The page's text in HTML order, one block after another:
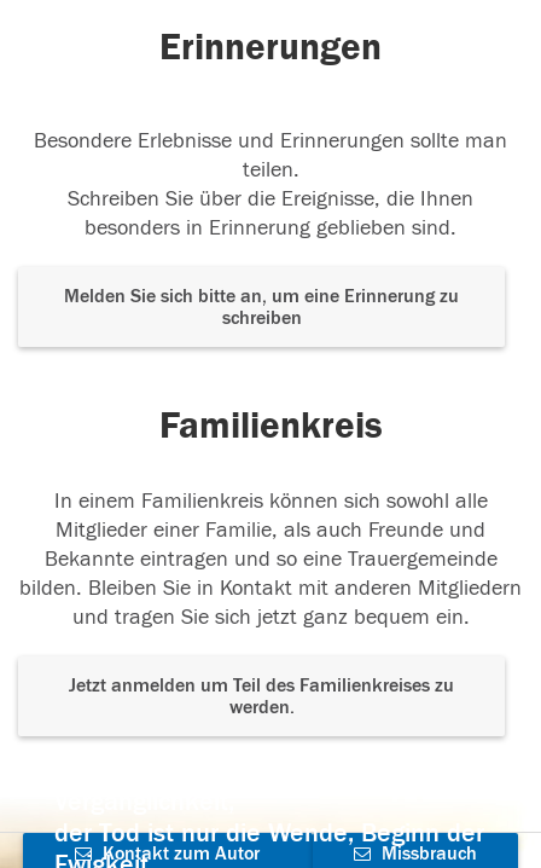
Erinnerungen
Besondere Erlebnisse und Erinnerungen sollte man
teilen.
Schreiben Sie über die Ereignisse, die Ihnen
besonders in Erinnerung geblieben sind.
Melden Sie sich bitte an, um eine Erinnerung zu
schreiben
Familienkreis
In einem Familienkreis können sich sowohl alle
Mitglieder einer Familie, als auch Freunde und
Bekannte eintragen und so eine Trauergemeinde
bilden. Bleiben Sie in Kontakt mit anderen Mitgliedern
und tragen Sie sich jetzt ganz bequem ein.
Jetzt anmelden um Teil des Familienkreises zu
werden.
der Tod ist nur die Wende, Beginn der
Kontakt zum Autor Missbrauch